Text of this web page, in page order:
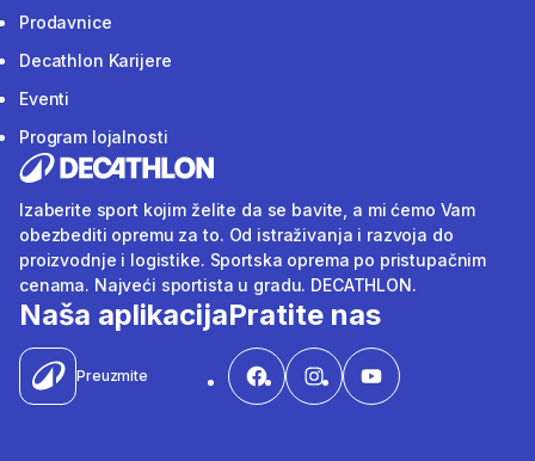
Prodavnice
Decathlon Karijere
Eventi
Program lojalnosti
Izaberite sport kojim želite da se bavite, a mi ćemo Vam
obezbediti opremu za to. Od istraživanja i razvoja do
proizvodnje i logistike. Sportska oprema po pristupačnim
cenama. Najveći sportista u gradu. DECATHLON.
Naša aplikacija
Preuzmite
Pratite nas